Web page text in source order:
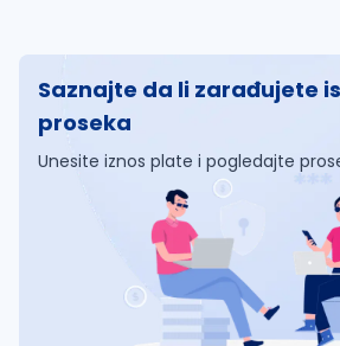
Saznajte da li zarađujete
proseka
Unesite iznos plate i pogledajte